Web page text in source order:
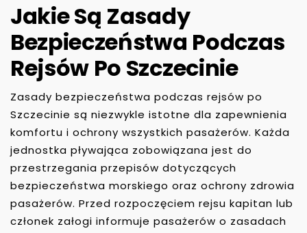
Jakie Są Zasady
Bezpieczeństwa Podczas
Rejsów Po Szczecinie
Zasady bezpieczeństwa podczas rejsów po
Szczecinie są niezwykle istotne dla zapewnienia
komfortu i ochrony wszystkich pasażerów. Każda
jednostka pływająca zobowiązana jest do
przestrzegania przepisów dotyczących
bezpieczeństwa morskiego oraz ochrony zdrowia
pasażerów. Przed rozpoczęciem rejsu kapitan lub
członek załogi informuje pasażerów o zasadach